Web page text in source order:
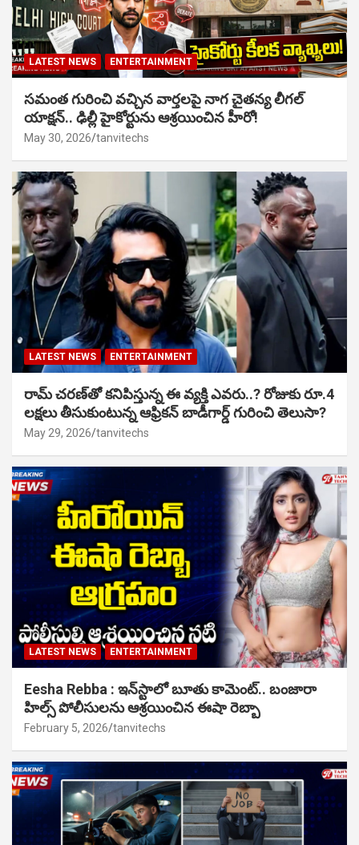
LATEST NEWS ENTERTAINMENT
సమంత గురించి వచ్చిన వార్తలపై నాగ చైతన్య లీగల్
యాక్షన్.. ఢిల్లీ హైకోర్టును ఆశ్రయించిన హీరో!
May 30, 2026 tanvitechs
LATEST NEWS ENTERTAINMENT
రామ్ చరణ్‌తో కనిపిస్తున్న ఈ వ్యక్తి ఎవరు..? రోజుకు రూ.4
లక్షలు తీసుకుంటున్న ఆఫ్రికన్ బాడీగార్డ్ గురించి తెలుసా?
May 29, 2026 tanvitechs
LATEST NEWS ENTERTAINMENT
Eesha Rebba : ఇన్‌స్టాలో బూతు కామెంట్.. బంజారా
హిల్స్ పోలీసులను ఆశ్రయించిన ఈషా రెబ్బా
February 5, 2026 tanvitechs